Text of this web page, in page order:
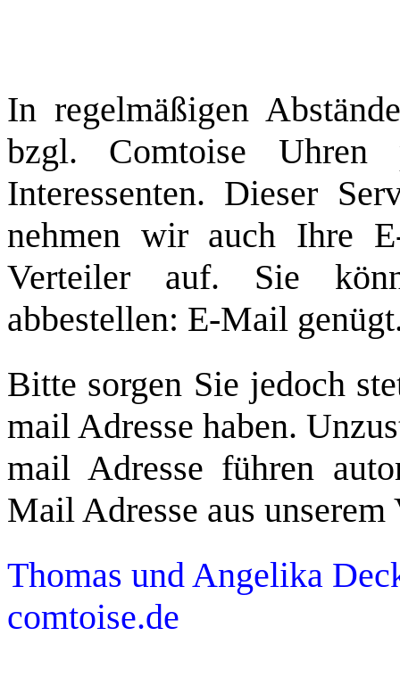
In regelmäßigen
bzgl. Comtoise
Interessenten. Dieser
nehmen wir auch Ihre
Verteiler auf. Sie
abbestellen: E-Mail
Bitte sorgen Sie jedoch
mail Adresse haben.
mail Adresse führen
Mail Adresse aus unserem
Thomas und Angelika
comtoise.de